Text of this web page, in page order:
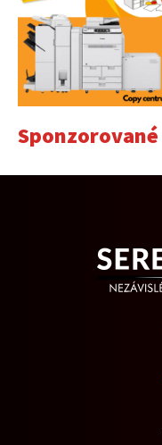
Sponzorované